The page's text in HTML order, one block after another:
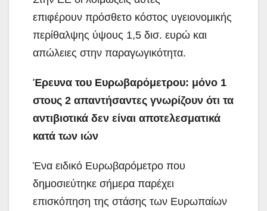
επιφέρουν πρόσθετο κόστος υγειονομικής
περίθαλψης ύψους 1,5 δισ. ευρώ και
απώλειες στην παραγωγικότητα.
Έρευνα του Ευρωβαρόμετρου: μόνο 1
στους 2 απαντήσαντες γνωρίζουν ότι τα
αντιβιοτικά δεν είναι αποτελεσματικά
κατά των ιών
Ένα ειδικό Ευρωβαρόμετρο που
δημοσιεύτηκε σήμερα παρέχει
επισκόπηση της στάσης των Ευρωπαίων